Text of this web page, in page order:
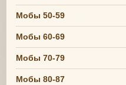
Мобы 50-59
Мобы 60-69
Мобы 70-79
Мобы 80-87